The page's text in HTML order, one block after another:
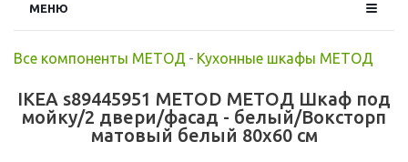
МЕНЮ
Все компоненты МЕТОД - Кухонные шкафы МЕТОД
IKEA s89445951 METOD МЕТОД Шкаф под
мойку/2 двери/фасад - белый/Воксторп
матовый белый 80x60 см